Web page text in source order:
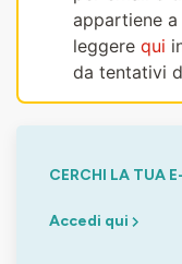
appartiene a
leggere qui
da tentativi
CERCHI LA TUA
Accedi qui